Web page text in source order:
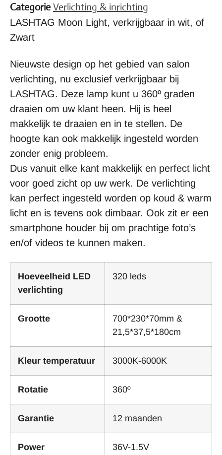
Categorie Verlichting & inrichting
LASHTAG Moon Light, verkrijgbaar in wit, of
Zwart
Nieuwste design op het gebied van salon
verlichting, nu exclusief verkrijgbaar bij
LASHTAG. Deze lamp kunt u 360º graden
draaien om uw klant heen. Hij is heel
makkelijk te draaien en in te stellen. De
hoogte kan ook makkelijk ingesteld worden
zonder enig probleem.
Dus vanuit elke kant makkelijk en perfect licht
voor goed zicht op uw werk. De verlichting
kan perfect ingesteld worden op koud & warm
licht en is tevens ook dimbaar. Ook zit er een
smartphone houder bij om prachtige foto’s
en/of videos te kunnen maken.
Hoeveelheid LED
verlichting
320 leds
Grootte
700*230*70mm &
21,5*37,5*180cm
Kleur temperatuur 3000K-6000K
Rotatie 360º
Garantie 12 maanden
Power 36V-1.5V